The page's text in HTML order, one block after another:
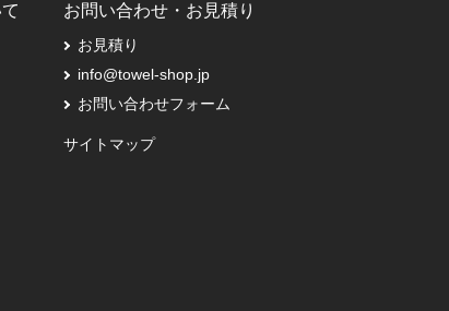
お問い合わせ・お見積り
お見積り
info@towel-shop.jp
お問い合わせフォーム
サイトマップ